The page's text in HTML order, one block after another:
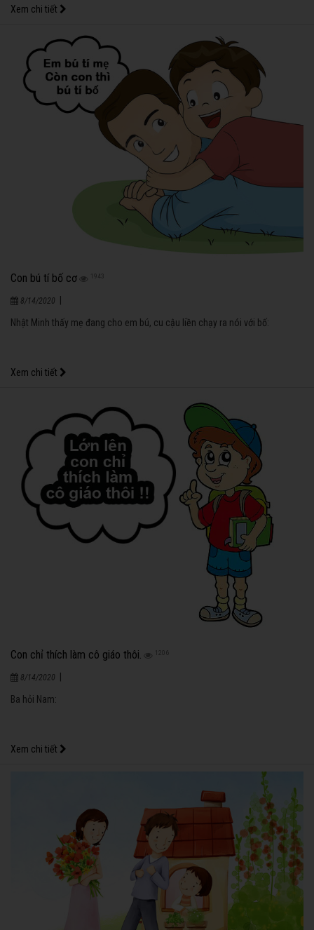
Xem chi tiết
Con bú tí bố cơ 1943
8/14/2020
Nhật Minh thấy mẹ đang cho em bú, cu cậu liền chạy ra nói với bố:
Xem chi tiết
Con chỉ thích làm cô giáo thôi. 1206
8/14/2020
Ba hỏi Nam:
Xem chi tiết